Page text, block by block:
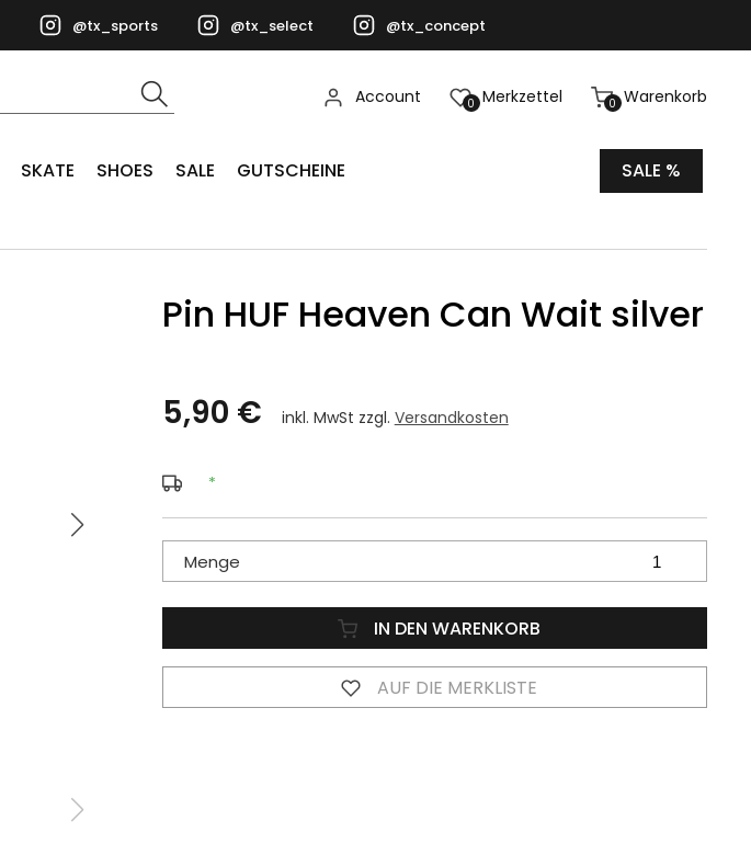
@tx_sports @tx_select @tx_concept
0 Warenkorb
0 Merkzettel
Account
SKATE SHOES SALE GUTSCHEINE SALE %
Pin HUF Heaven Can Wait silver
5,90 € inkl. MwSt zzgl. Versandkosten
*
Menge
IN DEN WARENKORB
AUF DIE MERKLISTE